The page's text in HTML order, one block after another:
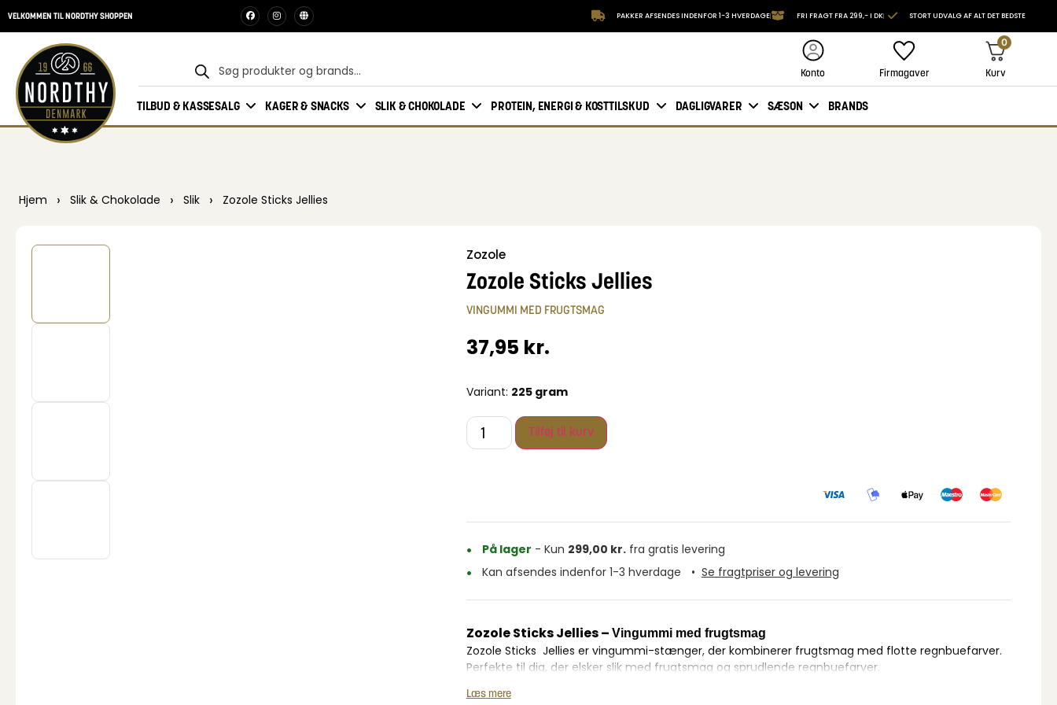
VELKOMMEN TIL NORDTHY SHOPPEN PAKKER AFSENDES INDENFOR 1-3 HVERDAGE FRI FRAGT FRA 299,- I DK STORT UDVALG AF ALT DET BEDSTE
Konto Firmagaver
0
Kurv
TILBUD & KASSESALG KAGER & SNACKS SLIK & CHOKOLADE PROTEIN, ENERGI & KOSTTILSKUD DAGLIGVARER SÆSON BRANDS
Hjem › Slik & Chokolade › Slik › Zozole Sticks Jellies
Zozole
Zozole Sticks Jellies
VINGUMMI MED FRUGTSMAG
37,95 kr.
Variant: 225 gram
Tilføj til kurv
På lager - Kun 299,00 kr.fra gratis levering
Kan afsendes indenfor 1-3 hverdage
• Se fragtpriser og levering
Zozole Sticks Jellies – Vingummi med frugtsmag
Zozole Sticks Jellies er vingummi-stænger, der kombinerer frugtsmag med flotte regnbuefarver.
Perfekte til dig, der elsker slik med frugtsmag og sprudlende regnbuefarver.
Hver bid er fyldt med intens smag og en blød konsistens, der gør det svært at stoppe, når du først
Læs mere